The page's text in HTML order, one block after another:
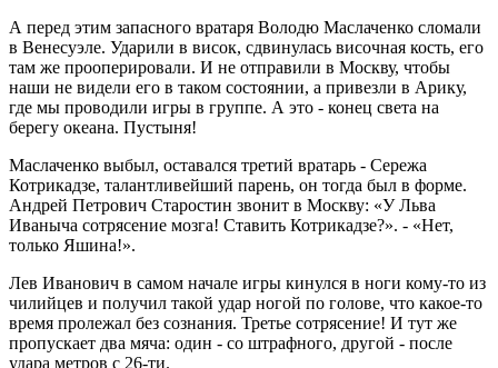
А перед этим запасного вратаря Володю Маслаченко сломали
в Венесуэле. Ударили в висок, сдвинулась височная кость, его
там же прооперировали. И не отправили в Москву, чтобы
наши не видели его в таком состоянии, а привезли в Арику,
где мы проводили игры в группе. А это - конец света на
берегу океана. Пустыня!
Маслаченко выбыл, оставался третий вратарь - Сережа
Котрикадзе, талантливейший парень, он тогда был в форме.
Андрей Петрович Старостин звонит в Москву: «У Льва
Иваныча сотрясение мозга! Ставить Котрикадзе?». - «Нет,
только Яшина!».
Лев Иванович в самом начале игры кинулся в ноги кому-то из
чилийцев и получил такой удар ногой по голове, что какое-то
время пролежал без сознания. Третье сотрясение! И тут же
пропускает два мяча: один - со штрафного, другой - после
удара метров с 26-ти.